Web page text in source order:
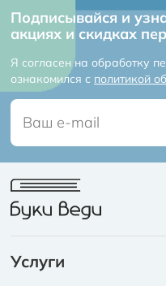
Подписывайся и
акциях и скидках
Я согласен на обработку
ознакомился с политикой
Услуги